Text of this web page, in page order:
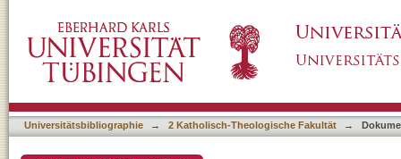
Universitätsbibliographie → 2 Katholisch-Theologische Fakultät →